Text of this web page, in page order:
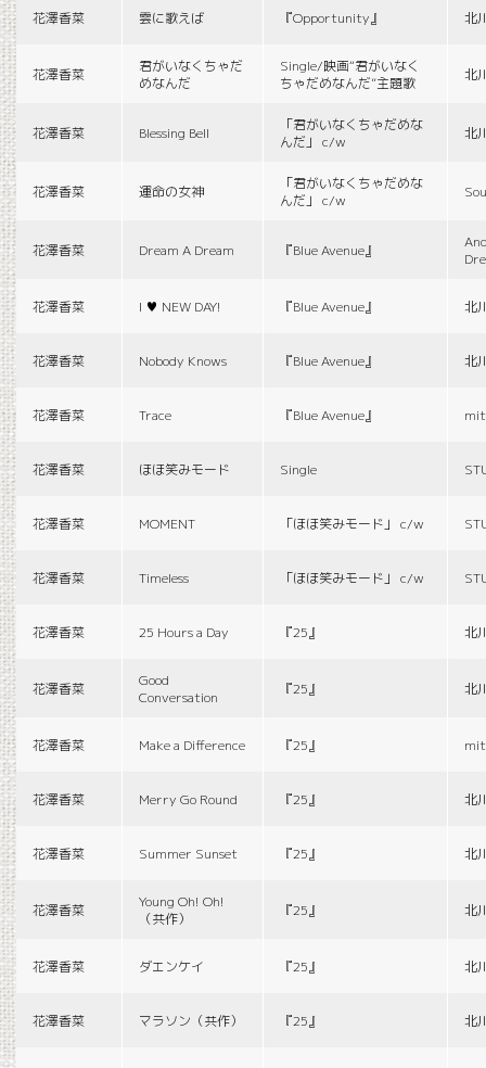
花澤香菜 雲に歌えば 『Opportunity』 北
花澤香菜
君がいなくちゃだ
めなんだ
Single/映画“君がいなく
ちゃだめなんだ”主題歌
北
花澤香菜 Blessing Bell
「君がいなくちゃだめな
んだ」 c/w
北
花澤香菜 運命の女神
「君がいなくちゃだめな
んだ」 c/w
花澤香菜 Dream A Dream 『Blue Avenue』
花澤香菜 I ♥ NEW DAY! 『Blue Avenue』 北
花澤香菜 Nobody Knows 『Blue Avenue』 北
花澤香菜 Trace 『Blue Avenue』
花澤香菜 ほほ笑みモード Single
花澤香菜 MOMENT 「ほほ笑みモード」 c/w
花澤香菜 Timeless 「ほほ笑みモード」 c/w
花澤香菜 25 Hours a Day 『25』 北
花澤香菜
Good
Conversation
『25』 北
花澤香菜 Make a Difference 『25』
花澤香菜 Merry Go Round 『25』 北
花澤香菜 Summer Sunset 『25』 北
花澤香菜
Young Oh! Oh!
（共作）
『25』 北
花澤香菜 ダエンケイ 『25』 北
花澤香菜 マラソン（共作） 『25』 北